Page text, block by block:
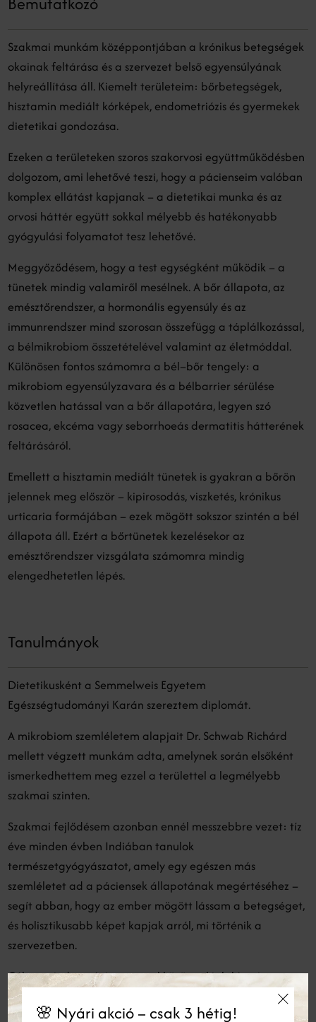
Szakmai munkám középpontjában a krónikus betegségek
okainak feltárása és a szervezet belső egyensúlyának
helyreállítása áll. Kiemelt területeim: bőrbetegségek,
hisztamin mediált kórképek, endometriózis és gyermekek
dietetikai gondozása.
Ezeken a területeken szoros szakorvosi együttműködésben
dolgozom, ami lehetővé teszi, hogy a pácienseim valóban
komplex ellátást kapjanak – a dietetikai munka és az
orvosi háttér együtt sokkal mélyebb és hatékonyabb
gyógyulási folyamatot tesz lehetővé.
Meggyőződésem, hogy a test egységként működik – a
tünetek mindig valamiről mesélnek. A bőr állapota, az
emésztőrendszer, a hormonális egyensúly és az
immunrendszer mind szorosan összefügg a táplálkozással,
a bélmikrobiom összetételével valamint az életmóddal.
Különösen fontos számomra a bél–bőr tengely: a
mikrobiom egyensúlyzavara és a bélbarrier sérülése
közvetlen hatással van a bőr állapotára, legyen szó
rosacea, ekcéma vagy seborrhoeás dermatitis hátterének
feltárásáról.
Emellett a hisztamin mediált tünetek is gyakran a bőrön
jelennek meg először – kipirosodás, viszketés, krónikus
urticaria formájában – ezek mögött sokszor szintén a bél
állapota áll. Ezért a bőrtünetek kezelésekor az
emésztőrendszer vizsgálata számomra mindig
elengedhetetlen lépés.
Tanulmányok
Dietetikusként a Semmelweis Egyetem
Egészségtudományi Karán szereztem diplomát.
A mikrobiom szemléletem alapjait Dr. Schwab Richárd
mellett végzett munkám adta, amelynek során elsőként
ismerkedhettem meg ezzel a területtel a legmélyebb
szakmai szinten.
Szakmai fejlődésem azonban ennél messzebbre vezet: tíz
éve minden évben Indiában tanulok
természetgyógyászatot, amely egy egészen más
szemléletet ad a páciensek állapotának megértéséhez –
segít abban, hogy az ember mögött lássam a betegséget,
és holisztikusabb képet kapjak arról, mi történik a
szervezetben.
Célom minden páciensemmel közösen kialakítani egy
hosszú távon is tartható, kiegyensúlyozott életmódot –
olyat, amely nem csupán a tünetek enyhítésére
🌸 Nyári akció – csak 3 hétig!